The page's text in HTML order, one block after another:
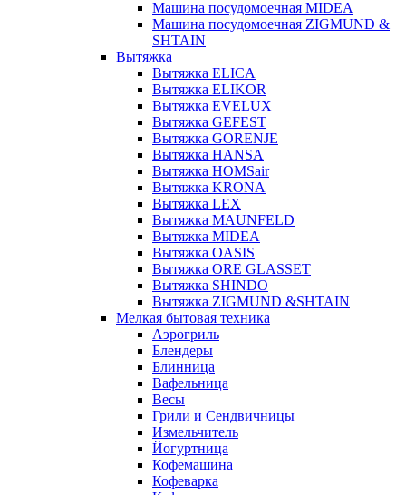
Машина посудомоечная MIDEA
Машина посудомоечная ZIGMUND &
SHTAIN
Вытяжка
Вытяжка ELICA
Вытяжка ELIKOR
Вытяжка EVELUX
Вытяжка GEFEST
Вытяжка GORENJE
Вытяжка HANSA
Вытяжка HOMSair
Вытяжка KRONA
Вытяжка LEX
Вытяжка MAUNFELD
Вытяжка MIDEA
Вытяжка OASIS
Вытяжка ORE GLASSET
Вытяжка SHINDO
Вытяжка ZIGMUND &SHTAIN
Мелкая бытовая техника
Аэрогриль
Блендеры
Блинница
Вафельница
Весы
Грили и Сендвичницы
Измельчитель
Йогуртница
Кофемашина
Кофеварка